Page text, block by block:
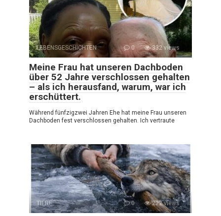
LEBENSGESCHICHTEN 0 332 views
Meine Frau hat unseren Dachboden
über 52 Jahre verschlossen gehalten
– als ich herausfand, warum, war ich
erschüttert.
Während fünfzig­zwei Jahren Ehe hat meine Frau unseren
Dachboden fest verschlossen gehalten. Ich vertraute
TIERE 0 222 views